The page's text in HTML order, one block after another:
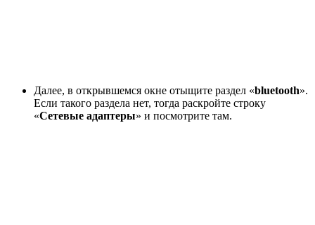
Далее, в открывшемся окне отыщите раздел «bluetooth».
Если такого раздела нет, тогда раскройте строку
«Сетевые адаптеры» и посмотрите там.